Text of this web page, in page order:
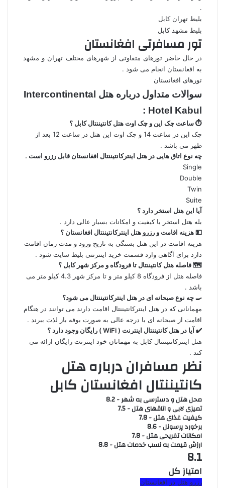
.
بلیط تهران کابل
بلیط مشهد کابل
تور مسافرتی افغانستان
در حال حاضر تورهای متفاوتی از شهرهای مختلف تهران و مشهد
به افغانستان انجام می شود .
تورهای افغانستان
سوالات متداول درباره
هتل Intercontinental
Hotel Kabul :
⏱️ ساعت چک این و چک اوت هتل کانتیننتال کابل ؟
چک این در ساعت 14 و چک اوت این هتل در ساعت 12 بعد از
ظهر می باشد .
چه نوع اتاق هایی در هتل اینترکانتیننتال افغانستان قابل رزرو است .
Single
Double
Twin
Suite
آیا این هتل استخر دارد ؟
بله هتل استخر با کیفیت و امکانات بسیار عالی دارد .
💵 هزینه اقامت و رزرو هتل اینترکانتیننتال افغانستان ؟
هزینه اقامت در این هتل بستگی به تاریخ ورود و مدت زمان اقامت
دارد برای آگاهی وارد قسمت خرید اینترنتی بلیط سایت شود .
🗺️ فاصله هتل کانتیننتال تا فرودگاه و مرکز شهر کابل ؟
فاصله هتل از فرودگاه 8 کیلو متر و تا مرکز شهر 4.3 کیلو متر می
باشد .
🍳 چه نوع صبحانه ای در هتل اینترکانتیننتال می شود؟
مهمانانی که در هتل اینترکانتیننتال اقامت دارند می توانند در هنگام
اقامت از صبحانه ای با درجه عالی به صورت بوفه باز لذت ببرند .
✔️ آیا در هتل کانتیننتال اینترنت ( WiFi ) رایگان وجود دارد ؟
هتل اینترکانتیننتال کابل به مهمانان خود اینترنت رایگان ارائه می
کند .
نظر مسافران درباره هتل
کانتیننتال افغانستان کابل
محل هتل و دسترسی به شهر - 8.2
تمیزی لابی و اتاقهای هتل - 7.5
کیفیت غذای هتل - 7.8
برخورد پرسونل - 8.6
امکانات تفریحی هتل - 7.8
ارزش قیمت به نسب خدمات هتل - 8.8
8.1
امتیاز کل
رزرو هتل در افغانستان